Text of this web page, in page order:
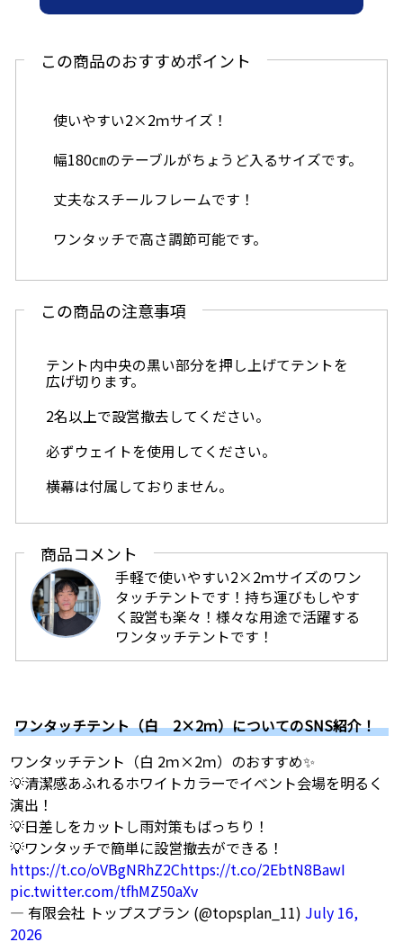
この商品のおすすめポイント
使いやすい2×2ｍサイズ！
幅180㎝のテーブルがちょうど入るサイズです。
丈夫なスチールフレームです！
ワンタッチで高さ調節可能です。
この商品の注意事項
テント内中央の黒い部分を押し上げてテントを
広げ切ります。
2名以上で設営撤去してください。
必ずウェイトを使用してください。
横幕は付属しておりません。
商品コメント
手軽で使いやすい2×2ｍサイズのワン
タッチテントです！持ち運びもしやす
く設営も楽々！様々な用途で活躍する
ワンタッチテントです！
ワンタッチテント（白 2×2ｍ）についてのSNS紹介！
ワンタッチテント（白 2ｍ×2ｍ）のおすすめ✨
💡清潔感あふれるホワイトカラーでイベント会場を明るく
演出！
💡日差しをカットし雨対策もばっちり！
💡ワンタッチで簡単に設営撤去ができる！
https://t.co/oVBgNRhZ2Chttps://t.co/2EbtN8BawI
pic.twitter.com/tfhMZ50aXv
— 有限会社 トップスプラン (@topsplan_11) July 16,
2026